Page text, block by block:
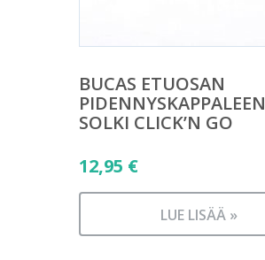
BUCAS ETUOSAN
PIDENNYSKAPPALEEN
SOLKI CLICK’N GO
12,95 €
LUE LISÄÄ »